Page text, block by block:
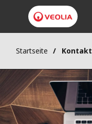
Startseite Kontakt